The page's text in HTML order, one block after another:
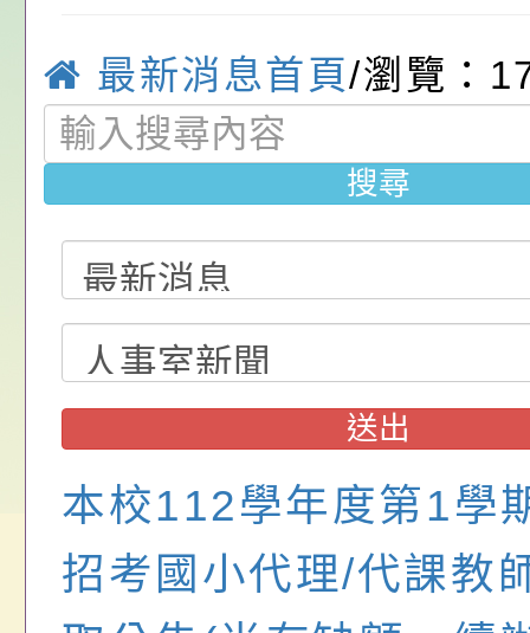
名參加，請查照
一案，請查照。
電影營」、「祖孫樂
「愛『原原』不絕-
樂會」、「邁向下一
列講座及成長團體」
員會函釋公務員留職
赴陸應申請許可一案
中興國民小學115學
期第1次第7-9招代課
甄選公告
本校「115學年度國
校課程計畫」核定一
轉知教育部國民及學
辦理「115年度教育
前教育署辦理性別平
置課程與教學人才庫
畫」一案， 請教師
請，請查照。
公告:桃園市政府腸
施問答集
轉知:桃園市交通局
減碳存摺2.0」全民
桃園市政府家庭教育
年度祖孫樂淘桃－祖
祝活動」海報電子檔
位協助鼓勵所屬同仁
轉知有關銓敘部建置
員退休所得重審後實
算器」，公立學校退
檢送財團法人台灣優
發展協會辦理115年
教育國小
最新消息首頁/瀏覽：
搜尋
送出
本校112學年度第1學
招考國小代理/代課教